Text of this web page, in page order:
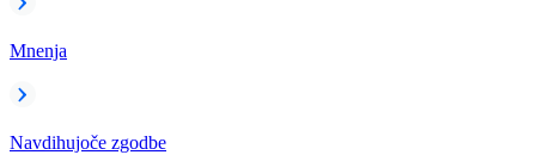
Mnenja
Navdihujoče zgodbe